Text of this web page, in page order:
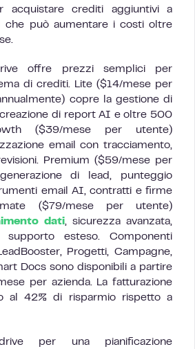
acquistare crediti aggiuntivi a
che può aumentare i costi oltre
offre prezzi semplici per
di crediti. Lite ($14/mese per
copre la gestione di
creazione di report AI e oltre 500
($39/mese per utente)
email con tracciamento,
Premium ($59/mese per
di lead, punteggio
email AI, contratti e firme
($79/mese per utente)
dati, sicurezza avanzata,
esteso. Componenti
Progetti, Campagne,
Docs sono disponibili a partire
per azienda. La fatturazione
al 42% di risparmio rispetto a
per una pianificazione